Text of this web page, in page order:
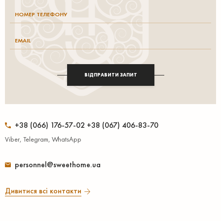
+38 (066) 176-57-02 +38 (067) 406-83-70
Viber, Telegram, WhatsApp
personnel@sweethome.ua
Дивитися всі контакти
ВІДПРАВИТИ ЗАПИТ